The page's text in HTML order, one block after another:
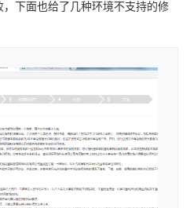
下面也给了几种环境不支持的修